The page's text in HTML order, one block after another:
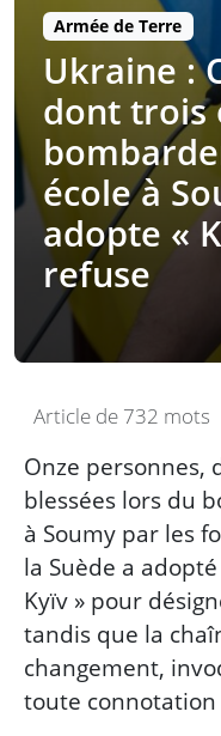
Armée de Terre
Ukraine :
dont trois
école à
adopte «
refuse
Article de 732 mots
Onze personnes,
blessées lors du
à Soumy par les
la Suède a
Kyïv » pour
tandis que la
changement,
toute